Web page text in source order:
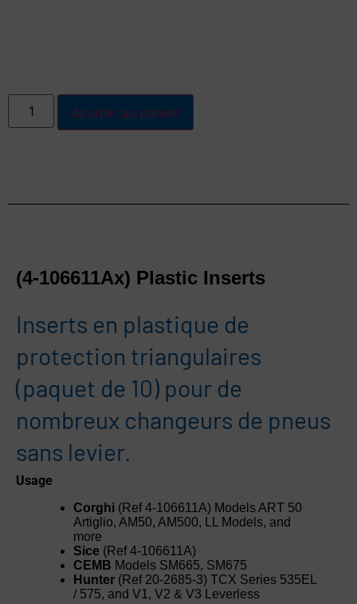
Ajouter au panier
(4-106611Ax) Plastic Inserts
Inserts en plastique de
protection triangulaires
(paquet de 10) pour de
nombreux changeurs de pneus
sans levier.
Usage
Corghi (Ref 4-106611A) Models ART 50
Artiglio, AM50, AM500, LL Models, and
more
Sice (Ref 4-106611A)
CEMB Models SM665, SM675
Hunter (Ref 20-2685-3) TCX Series 535EL
/ 575, and V1, V2 & V3 Leverless